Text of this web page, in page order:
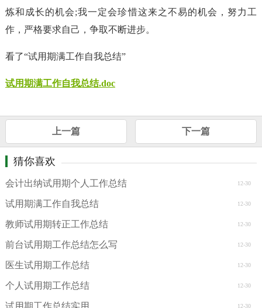
炼和成长的机会;我一定会珍惜这来之不易的机会，努力工
作，严格要求自己，争取不断进步。
看了“试用期满工作自我总结”
试用期满工作自我总结.doc
上一篇 下一篇
猜你喜欢
12-30
会计出纳试用期个人工作总结
12-30
试用期满工作自我总结
12-30
教师试用期转正工作总结
12-30
前台试用期工作总结怎么写
12-30
医生试用期工作总结
12-30
个人试用期工作总结
12-30